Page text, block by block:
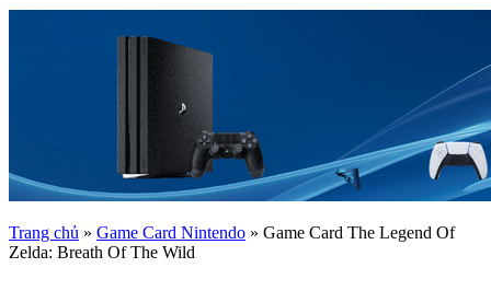
Trang chủ » Game Card Nintendo » Game Card The Legend Of
Zelda: Breath Of The Wild